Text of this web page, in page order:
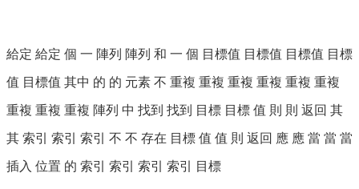
給定 給定 個 一 陣列 陣列 和 一 個 目標值 目標值 目標值 目標
值 目標值 其中 的 的 元素 不 重複 重複 重複 重複 重複 重複
重複 重複 重複 陣列 中 找到 找到 目標 目標 值 則 則 返回 其
其 索引 索引 索引 不 不 存在 目標 值 值 則 返回 應 應 當 當 當
插入 位置 的 索引 索引 索引 索引 目標